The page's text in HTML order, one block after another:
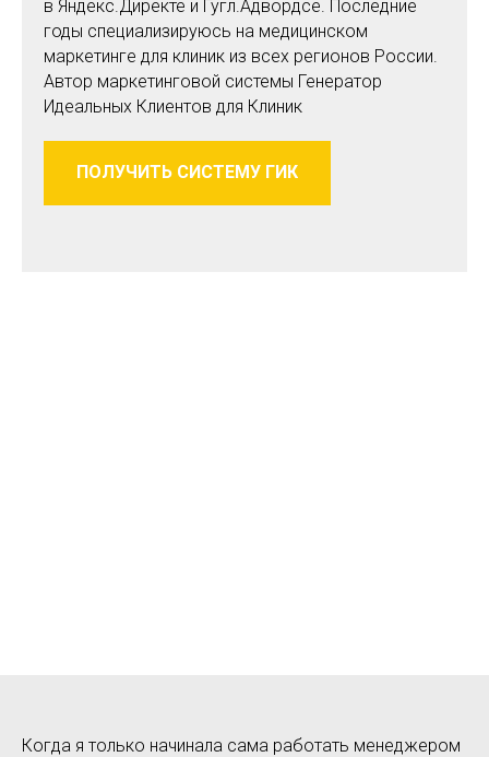
в Яндекс.Директе и Гугл.Адвордсе. Последние
годы специализируюсь на медицинском
маркетинге для клиник из всех регионов России.
Автор маркетинговой системы Генератор
Идеальных Клиентов для Клиник
ПОЛУЧИТЬ СИСТЕМУ ГИК
Когда я только начинала сама работать менеджером